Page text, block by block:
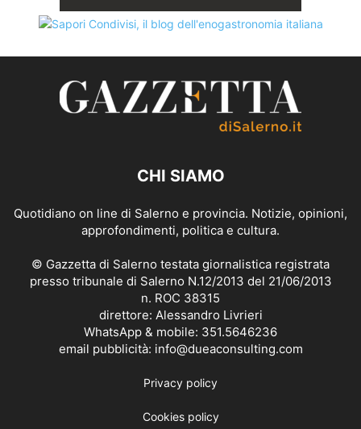
CHI SIAMO
Quotidiano on line di Salerno e provincia. Notizie, opinioni,
approfondimenti, politica e cultura.
© Gazzetta di Salerno testata giornalistica registrata
presso tribunale di Salerno N.12/2013 del 21/06/2013
n. ROC 38315
direttore: Alessandro Livrieri
WhatsApp & mobile: 351.5646236
email pubblicità: info@dueaconsulting.com
Privacy policy
Cookies policy